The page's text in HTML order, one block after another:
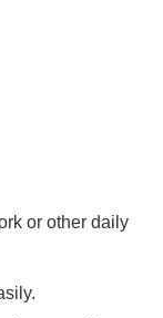
or other daily